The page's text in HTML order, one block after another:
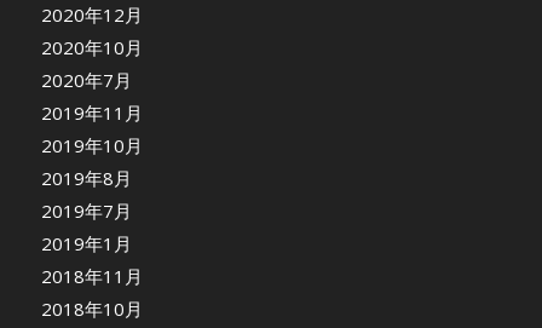
2020年12月
2020年10月
2020年7月
2019年11月
2019年10月
2019年8月
2019年7月
2019年1月
2018年11月
2018年10月